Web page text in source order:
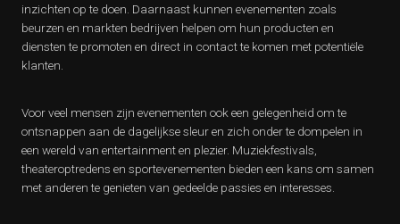
inzichten op te doen. Daarnaast kunnen evenementen zoals
beurzen en markten bedrijven helpen om hun producten en
diensten te promoten en direct in contact te komen met potentiële
klanten.
Voor veel mensen zijn evenementen ook een gelegenheid om te
ontsnappen aan de dagelijkse sleur en zich onder te dompelen in
een wereld van entertainment en plezier. Muziekfestivals,
theateroptredens en sportevenementen bieden een kans om samen
met anderen te genieten van gedeelde passies en interesses.